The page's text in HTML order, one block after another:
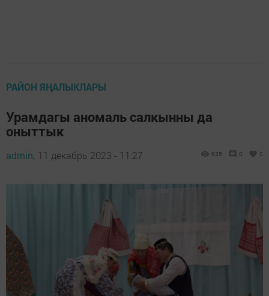
РАЙОН ЯҢАЛЫКЛАРЫ
Урамдагы аномаль салкынны да
оныттык
admin, 11 декабрь 2023 - 11:27 635 0 0